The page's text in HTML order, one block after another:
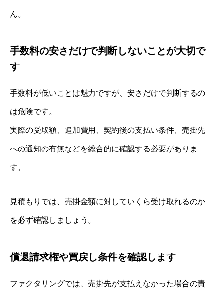
ん。
手数料の安さだけで判断しないことが大切で
す
手数料が低いことは魅力ですが、安さだけで判断するの
は危険です。
実際の受取額、追加費用、契約後の支払い条件、売掛先
への通知の有無などを総合的に確認する必要がありま
す。
見積もりでは、売掛金額に対していくら受け取れるのか
を必ず確認しましょう。
償還請求権や買戻し条件を確認します
ファクタリングでは、売掛先が支払えなかった場合の責